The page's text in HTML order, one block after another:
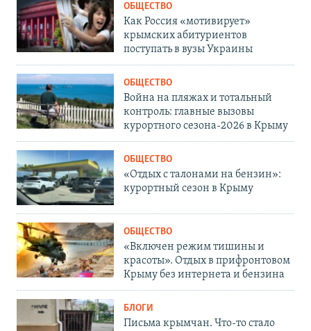
ОБЩЕСТВО
Как Россия «мотивирует»
крымских абитуриентов
поступать в вузы Украины
ОБЩЕСТВО
Война на пляжах и тотальный
контроль: главные вызовы
курортного сезона-2026 в Крыму
ОБЩЕСТВО
«Отдых с талонами на бензин»:
курортный сезон в Крыму
ОБЩЕСТВО
«Включен режим тишины и
красоты». Отдых в прифронтовом
Крыму без интернета и бензина
БЛОГИ
Письма крымчан. Что-то стало